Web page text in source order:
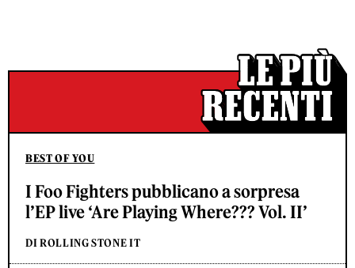
BEST OF YOU
I Foo Fighters pubblicano a sorpresa
l’EP live ‘Are Playing Where??? Vol. II’
DI ROLLING STONE IT